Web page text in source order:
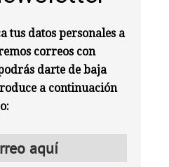
tus datos personales a
correos con
darte de baja
a continuación